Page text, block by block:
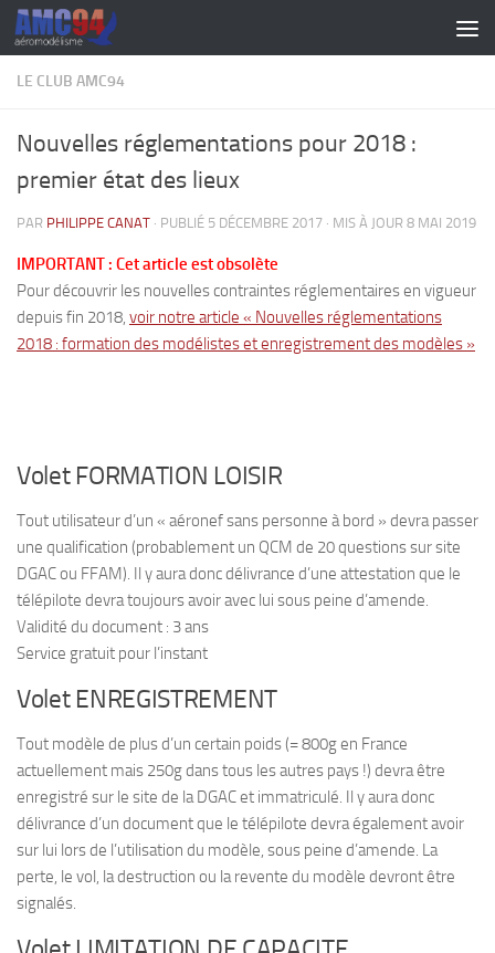
Skip to content
LE CLUB AMC94
Nouvelles réglementations pour 2018 :
premier état des lieux
PAR PHILIPPE CANAT · PUBLIÉ 5 DÉCEMBRE 2017 · MIS À JOUR 8 MAI 2019
IMPORTANT : Cet article est obsolète
Pour découvrir les nouvelles contraintes réglementaires en vigueur
depuis fin 2018, voir notre article « Nouvelles réglementations
2018 : formation des modélistes et enregistrement des modèles »
Volet FORMATION LOISIR
Tout utilisateur d’un « aéronef sans personne à bord » devra passer
une qualification (probablement un QCM de 20 questions sur site
DGAC ou FFAM). Il y aura donc délivrance d’une attestation que le
télépilote devra toujours avoir avec lui sous peine d’amende.
Validité du document : 3 ans
Service gratuit pour l’instant
Volet ENREGISTREMENT
Tout modèle de plus d’un certain poids (= 800g en France
actuellement mais 250g dans tous les autres pays !) devra être
enregistré sur le site de la DGAC et immatriculé. Il y aura donc
délivrance d’un document que le télépilote devra également avoir
sur lui lors de l’utilisation du modèle, sous peine d’amende. La
perte, le vol, la destruction ou la revente du modèle devront être
signalés.